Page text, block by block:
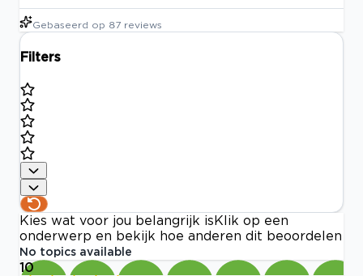
Gebaseerd op 87 reviews
Filters
Kies wat voor jou belangrijk is Klik op een
onderwerp en bekijk hoe anderen dit beoordelen
No topics available
10